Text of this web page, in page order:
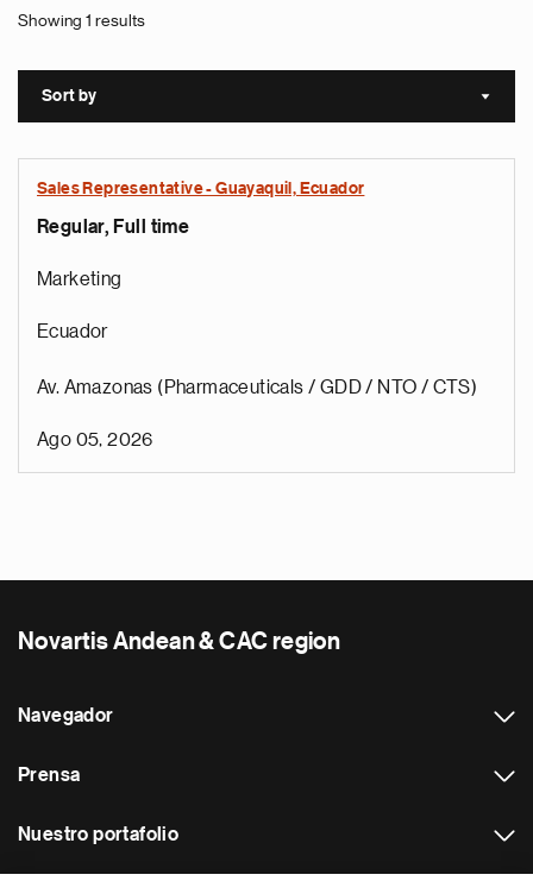
Showing 1 results
Sort by Sort
Sales Representative - Guayaquil, Ecuador
Regular, Full time
Marketing
Ecuador
Av. Amazonas (Pharmaceuticals / GDD / NTO / CTS)
Ago 05, 2026
Novartis Andean & CAC region
Navegador
Prensa
Nuestro portafolio